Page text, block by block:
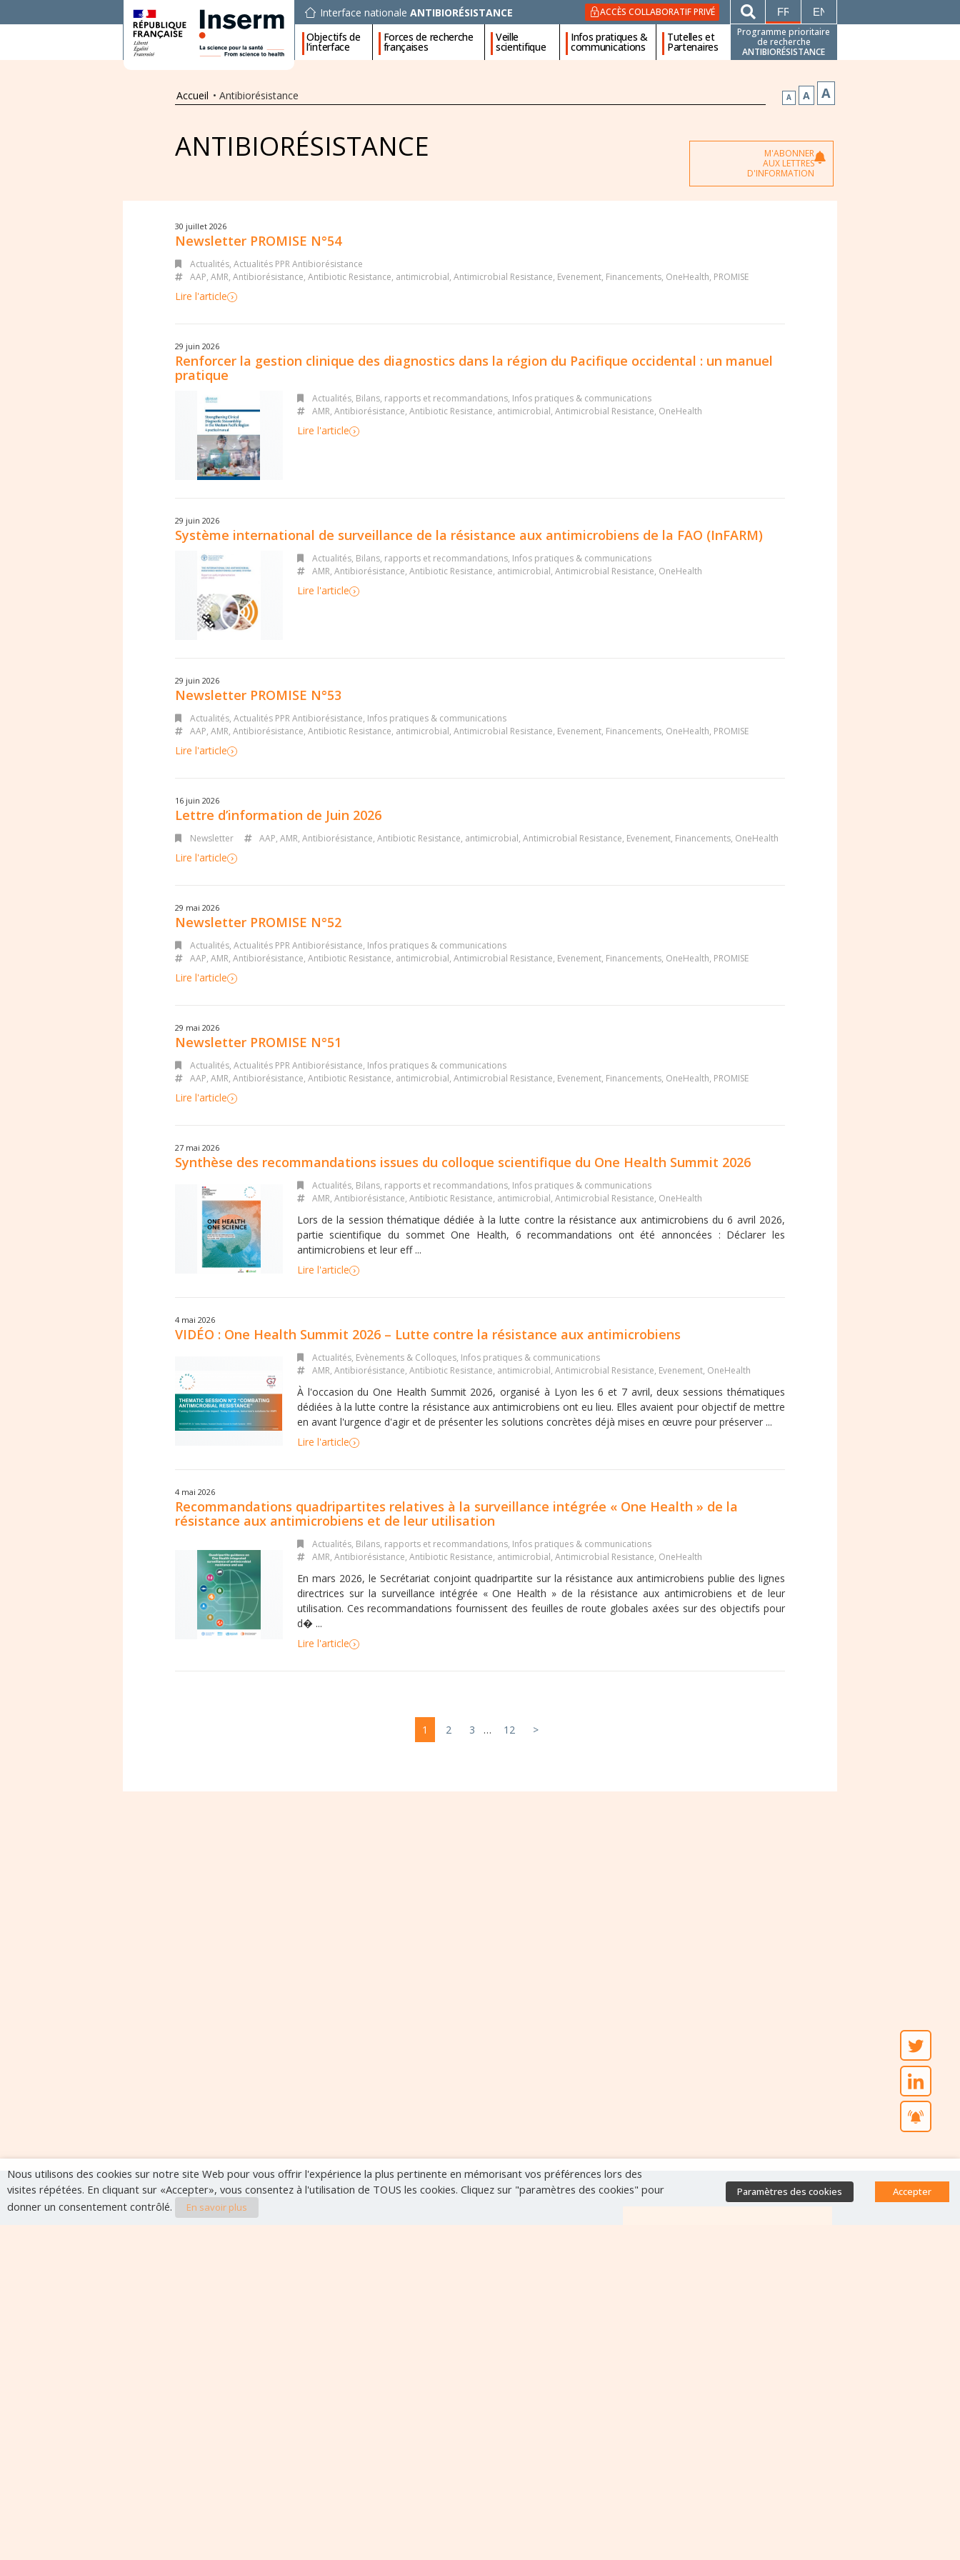
Interface nationale ANTIBIORÉSISTANCE ACCÈS COLLABORATIF PRIVÉ FRANÇAISENGLISH
Objectifs de
l’interface
Forces de recherche
françaises
Veille
scientifique
Infos pratiques &
communications
Tutelles et
Partenaires
Programme prioritaire
de recherche
ANTIBIORÉSISTANCE
Accueil • Antibiorésistance A A A
ANTIBIORÉSISTANCE
M'ABONNER
AUX LETTRES
D'INFORMATION
30 juillet 2026
Newsletter PROMISE N°54
Actualités, Actualités PPR Antibiorésistance
AAP, AMR, Antibiorésistance, Antibiotic Resistance, antimicrobial, Antimicrobial Resistance, Evenement, Financements, OneHealth, PROMISE
Lire l'article
29 juin 2026
Renforcer la gestion clinique des diagnostics dans la région du Pacifique occidental : un manuel
pratique
Actualités, Bilans, rapports et recommandations, Infos pratiques & communications
AMR, Antibiorésistance, Antibiotic Resistance, antimicrobial, Antimicrobial Resistance, OneHealth
Lire l'article
29 juin 2026
Système international de surveillance de la résistance aux antimicrobiens de la FAO (InFARM)
Actualités, Bilans, rapports et recommandations, Infos pratiques & communications
AMR, Antibiorésistance, Antibiotic Resistance, antimicrobial, Antimicrobial Resistance, OneHealth
Lire l'article
29 juin 2026
Newsletter PROMISE N°53
Actualités, Actualités PPR Antibiorésistance, Infos pratiques & communications
AAP, AMR, Antibiorésistance, Antibiotic Resistance, antimicrobial, Antimicrobial Resistance, Evenement, Financements, OneHealth, PROMISE
Lire l'article
16 juin 2026
Lettre d’information de Juin 2026
Newsletter AAP, AMR, Antibiorésistance, Antibiotic Resistance, antimicrobial, Antimicrobial Resistance, Evenement, Financements, OneHealth
Lire l'article
29 mai 2026
Newsletter PROMISE N°52
Actualités, Actualités PPR Antibiorésistance, Infos pratiques & communications
AAP, AMR, Antibiorésistance, Antibiotic Resistance, antimicrobial, Antimicrobial Resistance, Evenement, Financements, OneHealth, PROMISE
Lire l'article
29 mai 2026
Newsletter PROMISE N°51
Actualités, Actualités PPR Antibiorésistance, Infos pratiques & communications
AAP, AMR, Antibiorésistance, Antibiotic Resistance, antimicrobial, Antimicrobial Resistance, Evenement, Financements, OneHealth, PROMISE
Lire l'article
27 mai 2026
Synthèse des recommandations issues du colloque scientifique du One Health Summit 2026
Actualités, Bilans, rapports et recommandations, Infos pratiques & communications
AMR, Antibiorésistance, Antibiotic Resistance, antimicrobial, Antimicrobial Resistance, OneHealth
Lors de la session thématique dédiée à la lutte contre la résistance aux antimicrobiens du 6 avril 2026,
partie scientifique du sommet One Health, 6 recommandations ont été annoncées : Déclarer les
antimicrobiens et leur eff ...
Lire l'article
4 mai 2026
VIDÉO : One Health Summit 2026 – Lutte contre la résistance aux antimicrobiens
Actualités, Evènements & Colloques, Infos pratiques & communications
AMR, Antibiorésistance, Antibiotic Resistance, antimicrobial, Antimicrobial Resistance, Evenement, OneHealth
À l'occasion du One Health Summit 2026, organisé à Lyon les 6 et 7 avril, deux sessions thématiques
dédiées à la lutte contre la résistance aux antimicrobiens ont eu lieu. Elles avaient pour objectif de mettre
en avant l'urgence d'agir et de présenter les solutions concrètes déjà mises en œuvre pour préserver ...
Lire l'article
4 mai 2026
Recommandations quadripartites relatives à la surveillance intégrée « One Health » de la
résistance aux antimicrobiens et de leur utilisation
Actualités, Bilans, rapports et recommandations, Infos pratiques & communications
AMR, Antibiorésistance, Antibiotic Resistance, antimicrobial, Antimicrobial Resistance, OneHealth
En mars 2026, le Secrétariat conjoint quadripartite sur la résistance aux antimicrobiens publie des lignes
directrices sur la surveillance intégrée « One Health » de la résistance aux antimicrobiens et de leur
utilisation. Ces recommandations fournissent des feuilles de route globales axées sur des objectifs pour
d� ...
Lire l'article
1 2 3 … 12 >
Nous utilisons des cookies sur notre site Web pour vous offrir l'expérience la plus pertinente en mémorisant vos préférences lors des
visites répétées. En cliquant sur «Accepter», vous consentez à l'utilisation de TOUS les cookies. Cliquez sur "paramètres des cookies" pour
donner un consentement contrôlé.
En savoir plus
Paramètres des cookies Accepter